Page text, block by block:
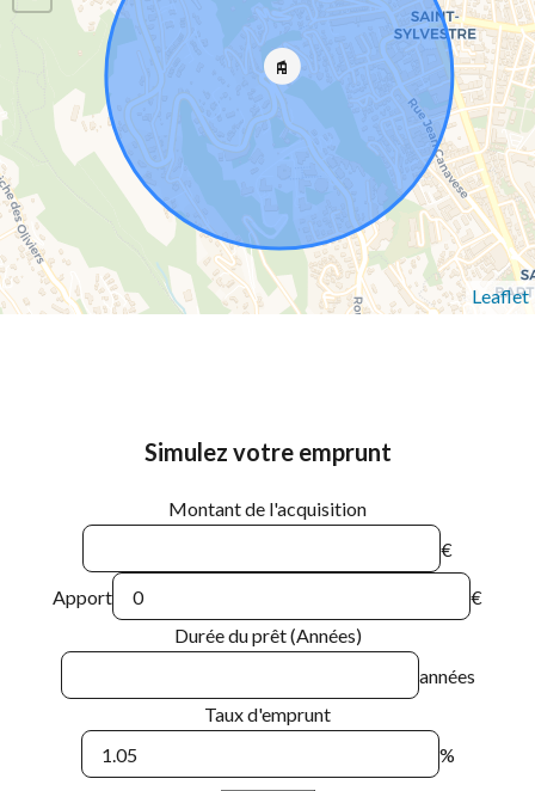
Leaflet
Simulez votre emprunt
Montant de l'acquisition
€
Apport
€
Durée du prêt (Années)
années
Taux d'emprunt
%